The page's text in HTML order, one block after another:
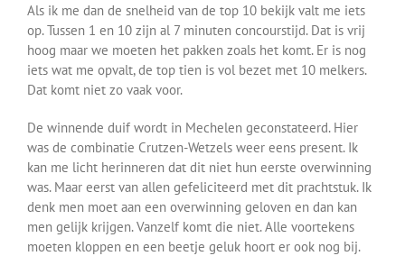
Als ik me dan de snelheid van de top 10 bekijk valt me iets
op. Tussen 1 en 10 zijn al 7 minuten concourstijd. Dat is vrij
hoog maar we moeten het pakken zoals het komt. Er is nog
iets wat me opvalt, de top tien is vol bezet met 10 melkers.
Dat komt niet zo vaak voor.
De winnende duif wordt in Mechelen geconstateerd. Hier
was de combinatie Crutzen-Wetzels weer eens present. Ik
kan me licht herinneren dat dit niet hun eerste overwinning
was. Maar eerst van allen gefeliciteerd met dit prachtstuk. Ik
denk men moet aan een overwinning geloven en dan kan
men gelijk krijgen. Vanzelf komt die niet. Alle voortekens
moeten kloppen en een beetje geluk hoort er ook nog bij.